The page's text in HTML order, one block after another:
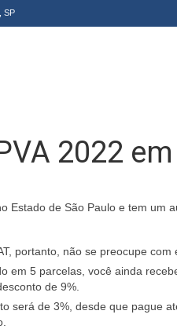
SP
2022
de São Paulo e tem um
portanto, não se preocupe com
em 5 parcelas, você ainda
de 9%.
será de 3%, desde que pague